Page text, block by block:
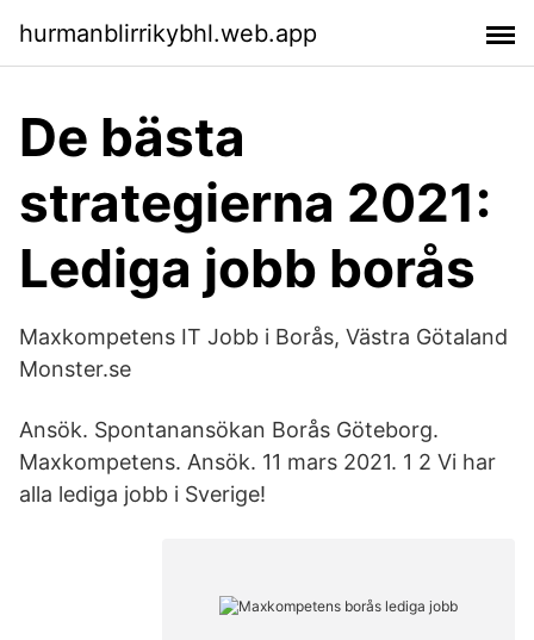
hurmanblirrikybhl.web.app
De bästa
strategierna 2021:
Lediga jobb borås
Maxkompetens IT Jobb i Borås, Västra Götaland
Monster.se
Ansök. Spontanansökan Borås Göteborg.
Maxkompetens. Ansök. 11 mars 2021. 1 2 Vi har
alla lediga jobb i Sverige!